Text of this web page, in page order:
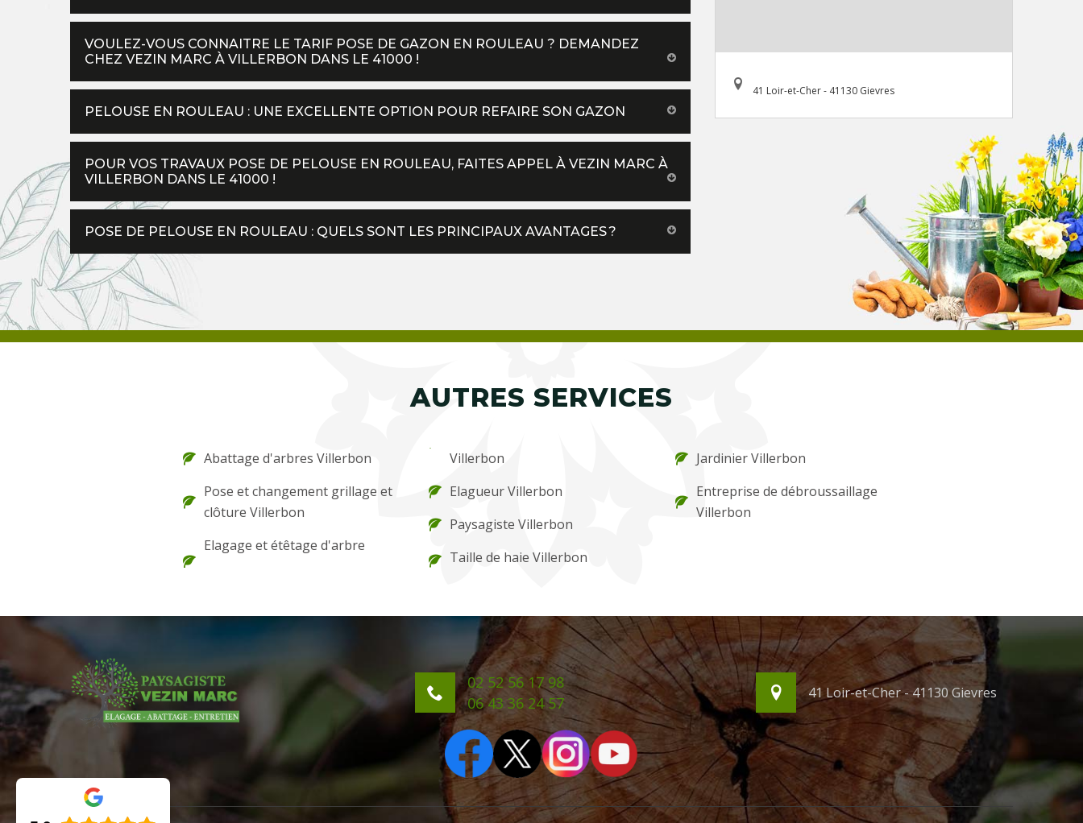
VOULEZ-VOUS CONNAITRE LE TARIF POSE DE GAZON EN ROULEAU ? DEMANDEZ
CHEZ VEZIN MARC À VILLERBON DANS LE 41000 !
PELOUSE EN ROULEAU : UNE EXCELLENTE OPTION POUR REFAIRE SON GAZON
POUR VOS TRAVAUX POSE DE PELOUSE EN ROULEAU, FAITES APPEL À VEZIN MARC À
VILLERBON DANS LE 41000 !
POSE DE PELOUSE EN ROULEAU : QUELS SONT LES PRINCIPAUX AVANTAGES ?
41 Loir-et-Cher - 41130 Gievres
AUTRES SERVICES
Abattage d'arbres Villerbon
Pose et changement grillage et
clôture Villerbon
Elagage et étêtage d'arbre
Villerbon
Elagueur Villerbon
Paysagiste Villerbon
Taille de haie Villerbon
Jardinier Villerbon
Entreprise de débroussaillage
Villerbon
02 52 56 17 98
06 43 36 24 57
41 Loir-et-Cher - 41130 Gievres